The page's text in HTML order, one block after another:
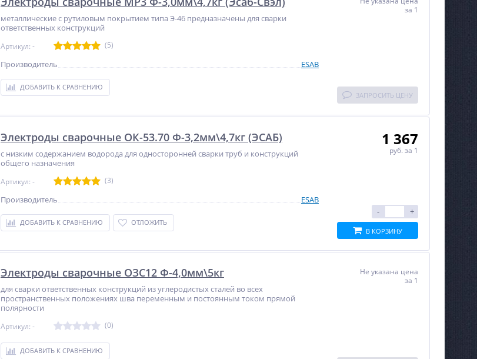
металлические с рутиловым покрытием типа Э-46 предназначены для сварки
ответственных конструкций
Артикул: - (5)
Производитель ESAB
ДОБАВИТЬ К СРАВНЕНИЮ
за 1
ЗАПРОСИТЬ ЦЕНУ
Электроды сварочные ОК-53.70 Ф-3,2мм\4,7кг (ЭСАБ)
с низким содержанием водорода для односторонней сварки труб и конструкций
общего назначения
Артикул: - (3)
Производитель ESAB
ДОБАВИТЬ К СРАВНЕНИЮ ОТЛОЖИТЬ
1 367
руб. за 1
+
-
В КОРЗИНУ
Электроды сварочные ОЗС12 Ф-4,0мм\5кг
для сварки ответственных конструкций из углеродистых сталей во всех
пространственных положениях шва переменным и постоянным током прямой
полярности
Артикул: - (0)
ДОБАВИТЬ К СРАВНЕНИЮ
Не указана цена
за 1